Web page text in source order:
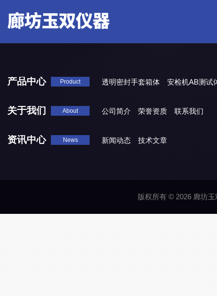
产品中心 Product 透明密封手套箱体 安检机AB测试
关于我们 About 公司简介 荣誉资质 联系我们
资讯中心 News 新闻动态 技术文章
版权所有 © 2026 廊坊